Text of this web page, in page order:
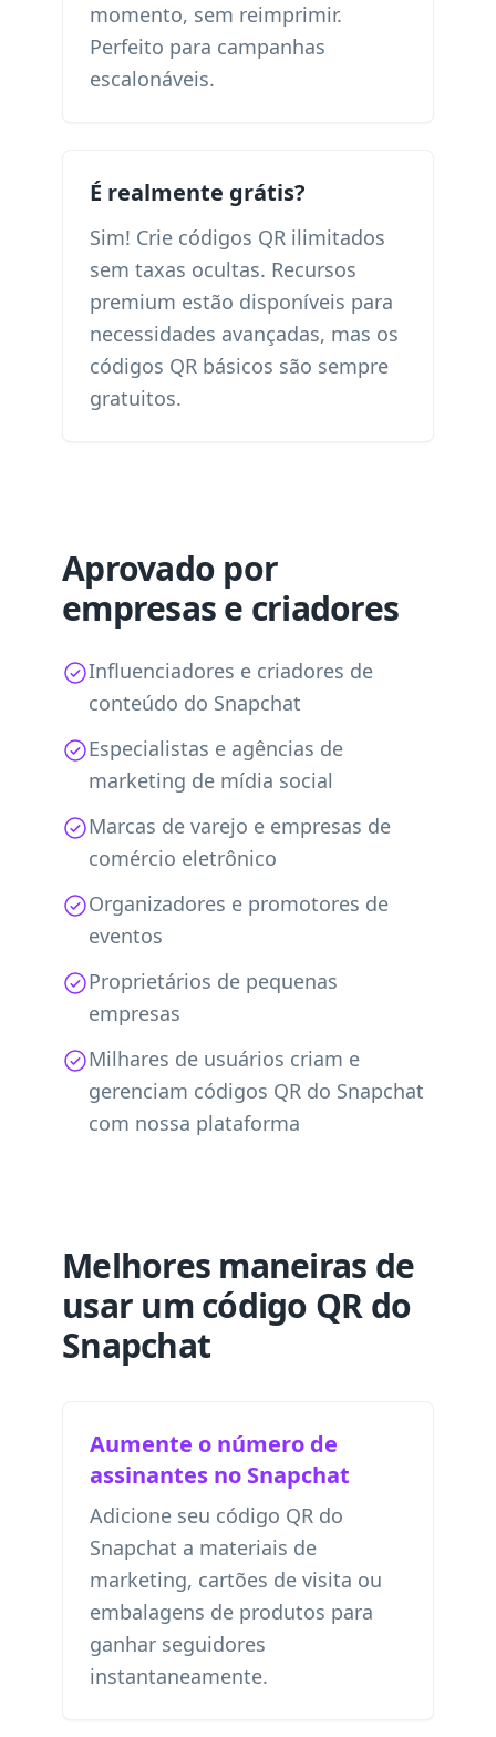
momento, sem reimprimir.
Perfeito para campanhas
escalonáveis.
É realmente grátis?
Sim! Crie códigos QR ilimitados
sem taxas ocultas. Recursos
premium estão disponíveis para
necessidades avançadas, mas os
códigos QR básicos são sempre
gratuitos.
Aprovado por
empresas e criadores
Influenciadores e criadores de
conteúdo do Snapchat
Especialistas e agências de
marketing de mídia social
Marcas de varejo e empresas de
comércio eletrônico
Organizadores e promotores de
eventos
Proprietários de pequenas
empresas
Milhares de usuários criam e
gerenciam códigos QR do Snapchat
com nossa plataforma
Melhores maneiras de
usar um código QR do
Snapchat
Aumente o número de
assinantes no Snapchat
Adicione seu código QR do
Snapchat a materiais de
marketing, cartões de visita ou
embalagens de produtos para
ganhar seguidores
instantaneamente.